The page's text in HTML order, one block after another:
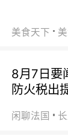
美食天下
8月7日要
防火税出
闲聊法国